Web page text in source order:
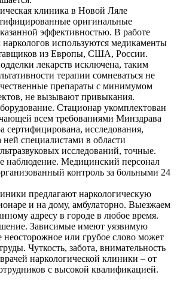
клиника в Новой Ляле
оригинальные
эффективностью. В работе
используются медикаменты
из Европы, США, России.
лекарств исключена, таким
терапии сомневаться не
препараты с минимумом
не вызывают привыкания.
Стационар укомплектован
всем требованиями Минздрава
сертифицирована, исследования,
специалистами в области
исследований, точные.
наблюдение. Медицинский персонал
контроль за больными 24
предлагают наркологическую
и на дому, амбулаторно. Выезжаем
адресу в городе в любое время.
Зависимые имеют уязвимую
неосторожное или грубое слово может
Чуткость, забота, внимательность
наркологической клиники – от
с высокой квалификацией.